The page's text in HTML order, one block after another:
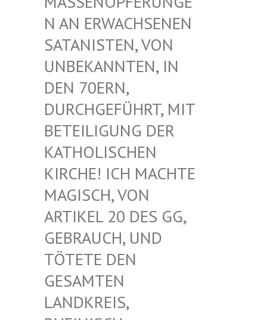
AN ERWACHSENEN S
ATANISTEN, VON U
NBEKANNTEN, IN D
EN 70ERN, D
URCHGEFÜHRT, MIT B
ETEILIGUNG DER K
ATHOLISCHEN K
IRCHE! ICH MACHTE M
AGISCH, VON A
RTIKEL 20 DES GG, G
EBRAUCH, UND T
ÖTETE DEN G
ESAMTEN L
ANDKREIS, R